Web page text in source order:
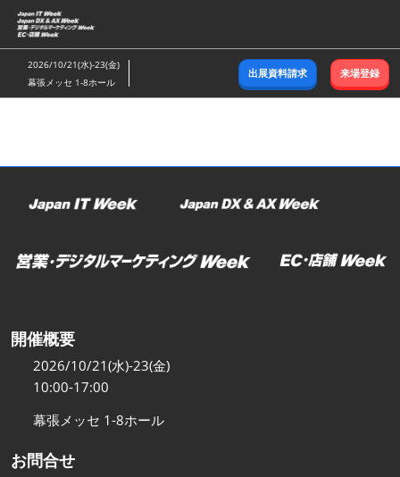
ス
キ
ッ
し
む
2026/10/21(水)-23(金)
幕張メッセ 1-8ホール
出展資料請求 来場登録
開催概要
2026/10/21(水)-23(金)
10:00-17:00
幕張メッセ 1-8ホール
お問合せ